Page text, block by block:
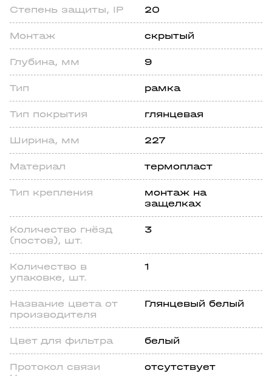
Степень зaщиты, IP 20
Монтаж скрытый
Глубина, мм 9
Тип рамка
Тип покрытия глянцевая
Ширина, мм 227
Материал термопласт
Тип крепления
монтаж на
защелках
Количество гнёзд
(постов), шт.
3
Количество в
упаковке, шт.
1
Название цвета от
производителя
Глянцевый белый
Цвет для фильтра белый
Протокол связи
отсутствует